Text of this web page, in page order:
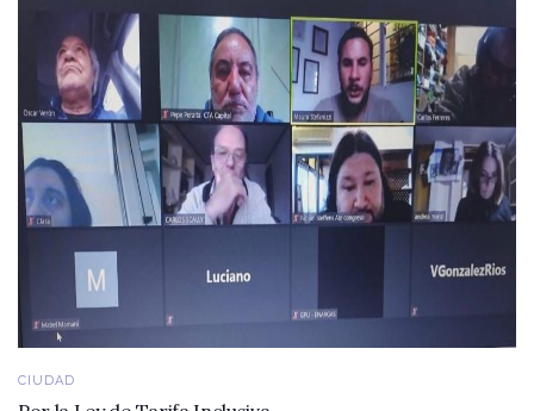
CIUDAD